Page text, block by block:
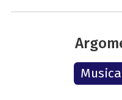
Musica